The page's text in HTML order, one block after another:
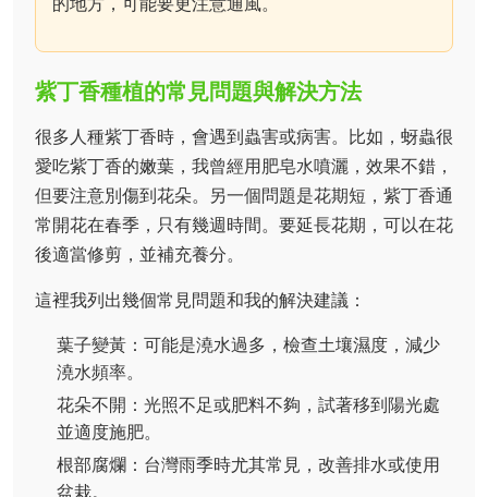
紫丁香種植的常見問題與解決方法
很多人種紫丁香時，會遇到蟲害或病害。比如，蚜蟲很
愛吃紫丁香的嫩葉，我曾經用肥皂水噴灑，效果不錯，
但要注意別傷到花朵。另一個問題是花期短，紫丁香通
常開花在春季，只有幾週時間。要延長花期，可以在花
後適當修剪，並補充養分。
這裡我列出幾個常見問題和我的解決建議：
葉子變黃：可能是澆水過多，檢查土壤濕度，減少
澆水頻率。
花朵不開：光照不足或肥料不夠，試著移到陽光處
並適度施肥。
根部腐爛：台灣雨季時尤其常見，改善排水或使用
盆栽。